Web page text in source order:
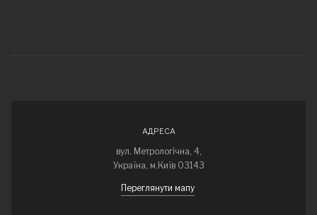
АДРЕСА
вул. Метрологічна, 4,
Україна, м.Київ 03143
Переглянути мапу